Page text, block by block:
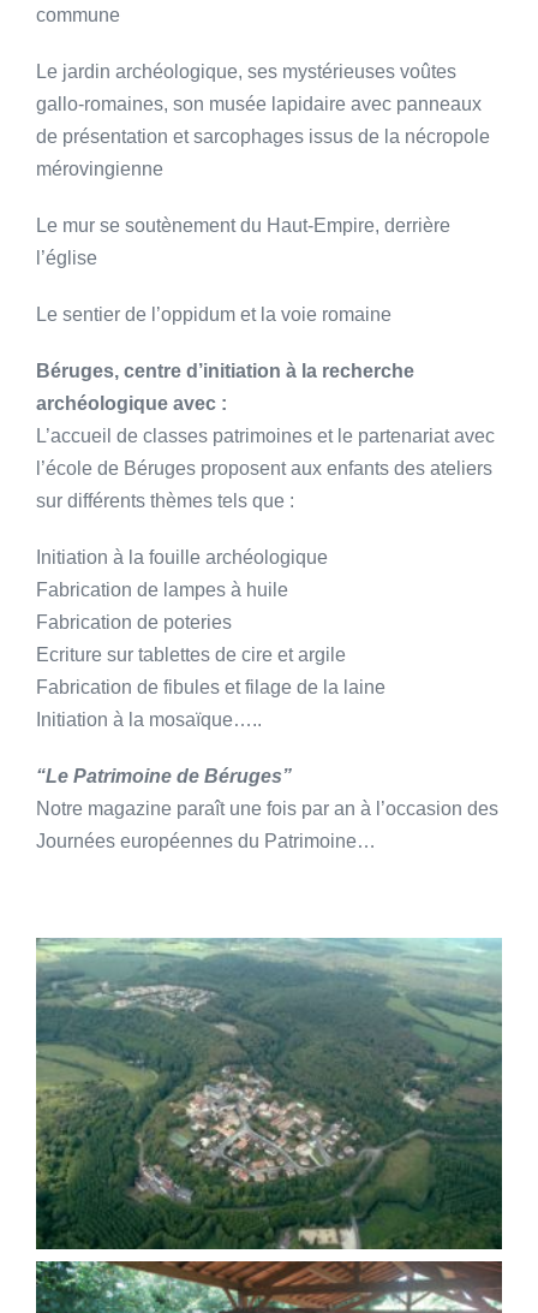
commune
Le jardin archéologique, ses mystérieuses voûtes
gallo-romaines, son musée lapidaire avec panneaux
de présentation et sarcophages issus de la nécropole
mérovingienne
Le mur se soutènement du Haut-Empire, derrière
l’église
Le sentier de l’oppidum et la voie romaine
Béruges, centre d’initiation à la recherche
archéologique avec :
L’accueil de classes patrimoines et le partenariat avec
l’école de Béruges proposent aux enfants des ateliers
sur différents thèmes tels que :
Initiation à la fouille archéologique
Fabrication de lampes à huile
Fabrication de poteries
Ecriture sur tablettes de cire et argile
Fabrication de fibules et filage de la laine
Initiation à la mosaïque…..
“Le Patrimoine de Béruges”
Notre magazine paraît une fois par an à l’occasion des
Journées européennes du Patrimoine…